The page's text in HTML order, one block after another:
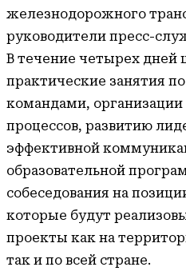
железнодорожного
руководители пресс-
В течение четырех дней
практические занятия
командами,
процессов, развитию
эффективной
образовательной
собеседования на
которые будут
проекты как на
так и по всей стране.